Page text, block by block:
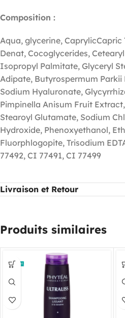
Composition :
Aqua, glycerine, CaprylicCapric
Denat, Cocoglycerides,
Isopropyl Palmitate, Glyceryl
Adipate, Butyrospermum Parkii
Sodium Hyaluronate,
Pimpinella Anisum Fruit
Stearoyl Glutamate, Sodium
Hydroxide, Phenoxyethanol,
Fluorphlogopite, Trisodium
77492, CI 77491, CI 77499
Livraison et Retour
Produits similaires